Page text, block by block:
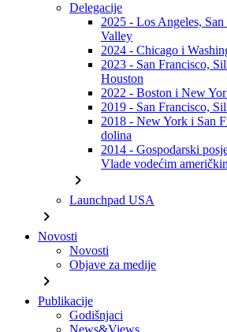
Delegacije
2025 - Los Angeles,
Valley
2024 - Chicago i
2023 - San Francisco,
Houston
2022 - Boston i New
2019 - San Francisco,
2018 - New York i San
dolina
2014 - Gospodarski
Vlade vodećim
chevron_right
Launchpad USA
chevron_right
Novosti
Novosti
Objave za medije
chevron_right
Publikacije
Godišnjaci
News&Views